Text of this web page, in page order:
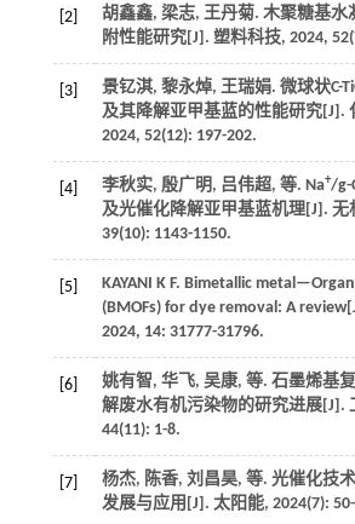
[2]
胡鑫鑫, 梁志, 王丹菊. 木聚糖基水
附性能研究[J]. 塑料科技, 2024, 52
[3] 景钇淇, 黎永焯, 王瑞娟. 微球状C-
及其降解亚甲基蓝的性能研究[J].
2024, 52(12): 197-202.
[4] 李秋实, 殷广明, 吕伟超, 等. Na+/g-
及光催化降解亚甲基蓝机理[J]. 无
39(10): 1143-1150.
[5] KAYANI K F. Bimetallic
(BMOFs) for dye removal: A
2024, 14: 31777-31796.
[6] 姚有智, 华飞, 吴康, 等. 石墨烯基
解废水有机污染物的研究进展[J].
44(11): 1-8.
[7] 杨杰, 陈香, 刘昌昊, 等. 光催化技
发展与应用[J]. 太阳能, 2024(7):